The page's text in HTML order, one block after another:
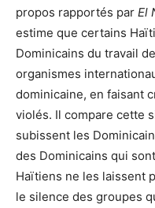
propos rapportés par El
estime que certains
Dominicains du travail
organismes
dominicaine, en faisant
violés. Il compare cette
subissent les
des Dominicains qui
Haïtiens ne les laissent
le silence des groupes